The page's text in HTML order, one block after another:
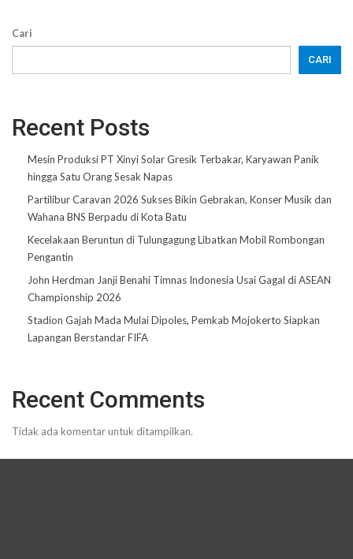
Cari
CARI
Recent Posts
Mesin Produksi PT Xinyi Solar Gresik Terbakar, Karyawan Panik
hingga Satu Orang Sesak Napas
Partilibur Caravan 2026 Sukses Bikin Gebrakan, Konser Musik dan
Wahana BNS Berpadu di Kota Batu
Kecelakaan Beruntun di Tulungagung Libatkan Mobil Rombongan
Pengantin
John Herdman Janji Benahi Timnas Indonesia Usai Gagal di ASEAN
Championship 2026
Stadion Gajah Mada Mulai Dipoles, Pemkab Mojokerto Siapkan
Lapangan Berstandar FIFA
Recent Comments
Tidak ada komentar untuk ditampilkan.